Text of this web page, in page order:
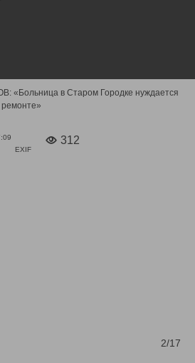
«Больница в Старом Городке нуждается
ремонте»
EXIF
312
2/17